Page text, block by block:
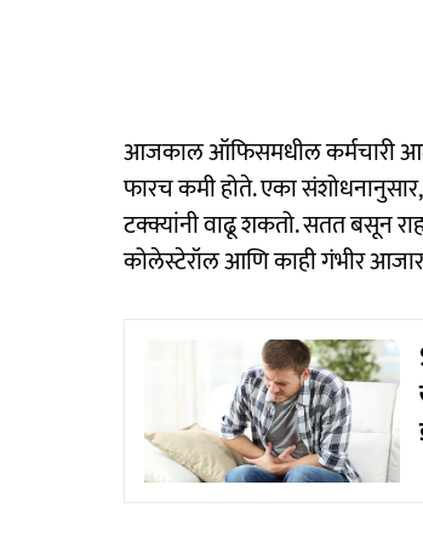
आजकाल ऑफिसमधील कर्मचारी
फारच कमी होते. एका
टक्क्यांनी वाढू शकतो. सतत बसून
कोलेस्टेरॉल आणि काही गंभीर